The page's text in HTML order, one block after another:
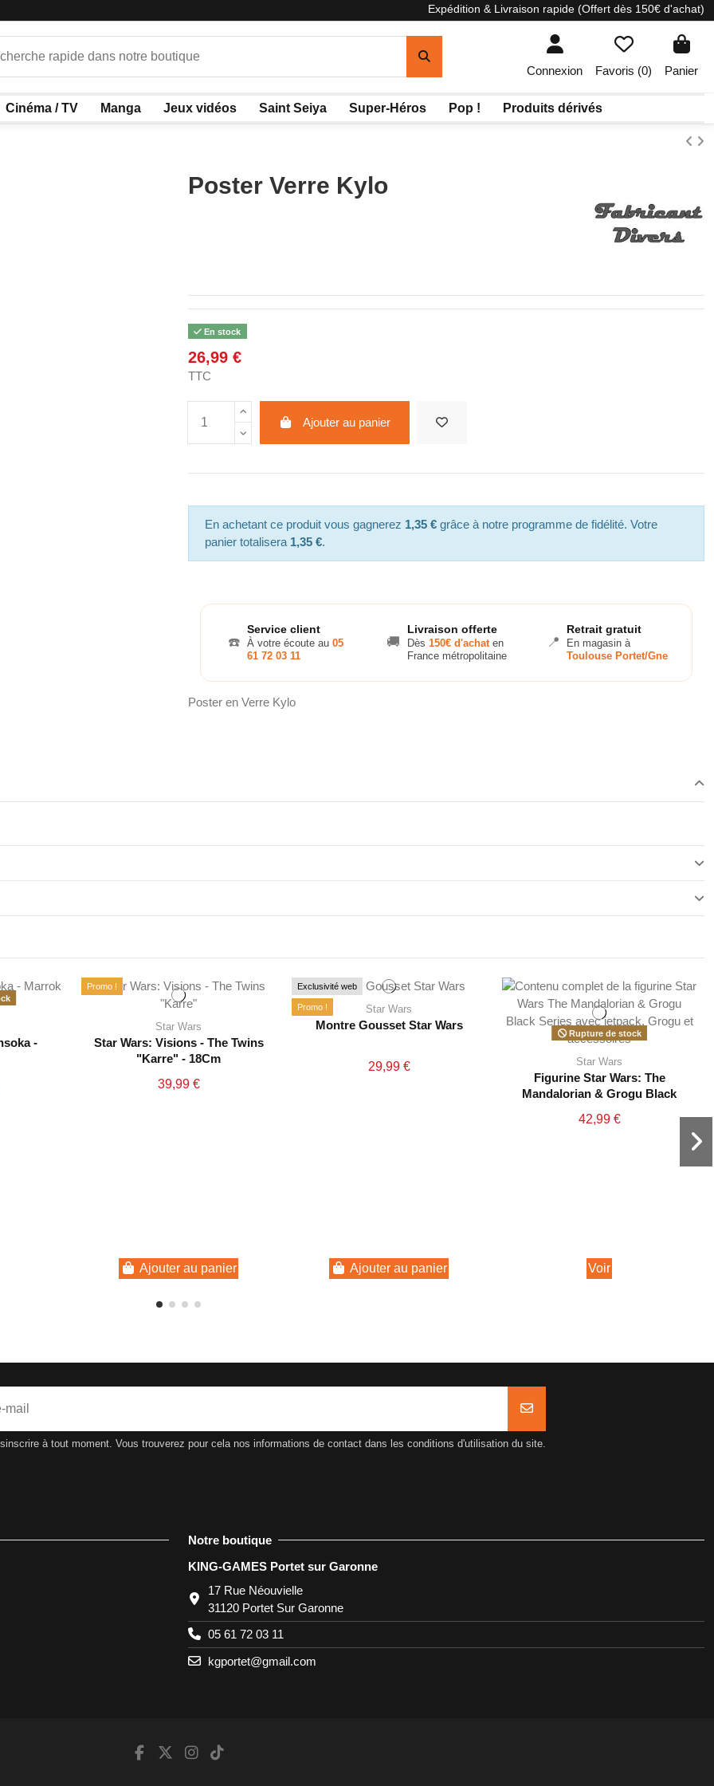
Expédition & Livraison rapide (Offert dès 150€ d'achat)
Connexion Favoris (0) Panier
Cinéma / TV Manga Jeux vidéos Saint Seiya Super-Héros Pop ! Produits dérivés
Poster Verre Kylo
En stock
26,99 €
TTC
Ajouter au panier
En achetant ce produit vous gagnerez 1,35 € grâce à notre programme de fidélité. Votre
panier totalisera 1,35 €.
☎️
Service client
À votre écoute au 05
61 72 03 11
🚚
Livraison offerte
Dès 150€ d'achaten
France métropolitaine
📍
Retrait gratuit
En magasin à
Toulouse Portet/Gne
Poster en Verre Kylo
-
Promo !
Star Wars
Star Wars: Visions - The Twins
"Karre" - 18Cm
39,99 €
Ajouter au panier
Exclusivité web
Promo ! Star Wars
Montre Gousset Star Wars
29,99 €
Ajouter au panier
Rupture de stock
Star Wars
Figurine Star Wars: The
Mandalorian & Grogu Black
42,99 €
Voir
à tout moment. Vous trouverez pour cela nos informations de contact dans les conditions d'utilisation du site.
Notre boutique
KING-GAMES Portet sur Garonne
17 Rue Néouvielle
31120 Portet Sur Garonne
05 61 72 03 11
kgportet@gmail.com